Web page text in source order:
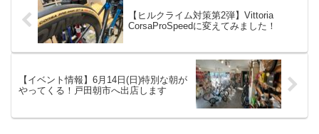
【ヒルクライム対策第2弾】Vittoria
CorsaProSpeedに変えてみました！
【イベント情報】6月14日(日)特別な朝が
やってくる！戸田朝市へ出店します